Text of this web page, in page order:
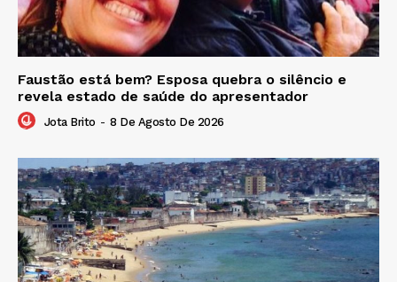
Faustão está bem? Esposa quebra o silêncio e
revela estado de saúde do apresentador
Jota Brito - 8 De Agosto De 2026